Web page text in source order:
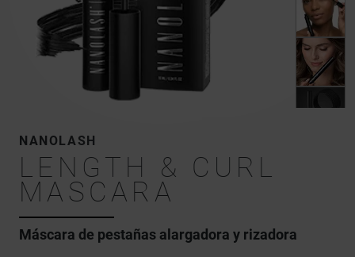
NANOLASH
LENGTH & CURL
MASCARA
Máscara de pestañas alargadora y rizadora